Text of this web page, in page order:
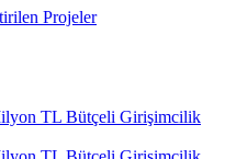
Projeler
TL Bütçeli Girişimcilik